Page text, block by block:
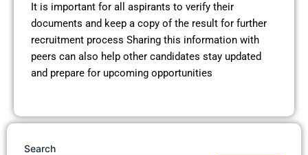
It is important for all aspirants to verify their
documents and keep a copy of the result for further
recruitment process Sharing this information with
peers can also help other candidates stay updated
and prepare for upcoming opportunities
Search